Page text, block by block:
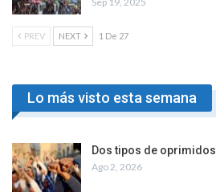
PREV NEXT 1 De 27
Lo más visto esta semana
Dos tipos de oprimidos
Ago 2, 2026